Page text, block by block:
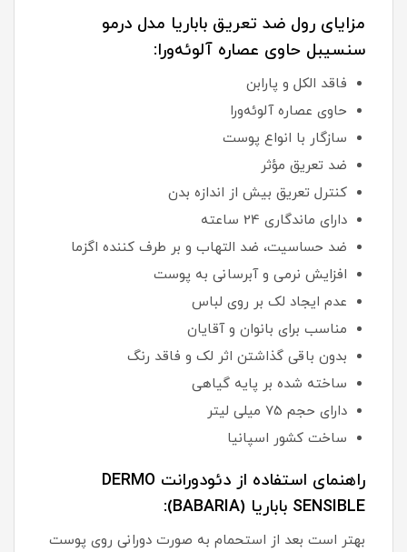
مزایای رول ضد تعریق باباریا مدل درمو
سنسیبل حاوی عصاره آلوئه‌ورا:
فاقد الکل و پارابن
حاوی عصاره آلوئه‌ورا
سازگار با انواع پوست
ضد تعریق مؤثر
کنترل تعریق بیش از اندازه بدن
دارای ماندگاری 24 ساعته
ضد حساسیت، ضد التهاب و بر طرف کننده اگزما
افزایش نرمی و آبرسانی به پوست
عدم ایجاد لک بر روی لباس
مناسب برای بانوان و آقایان
بدون باقی گذاشتن اثر لک و فاقد رنگ
ساخته شده بر پایه گیاهی
دارای حجم 75 میلی لیتر
ساخت کشور اسپانیا
راهنمای استفاده از دئودورانت DERMO
SENSIBLE باباریا (BABARIA):
بهتر است بعد از استحمام به صورت دورانی روی پوست